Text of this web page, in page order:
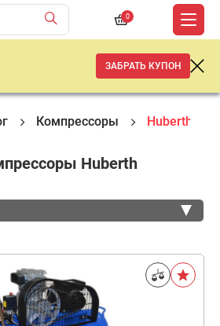
0
ЗАБРАТЬ КУПОН
Компрессоры Huberth
Huberth